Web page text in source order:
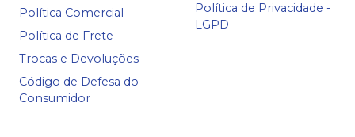
Política Comercial
Política de Frete
Trocas e Devoluções
Código de Defesa do
Consumidor
Política de Privacidade -
LGPD